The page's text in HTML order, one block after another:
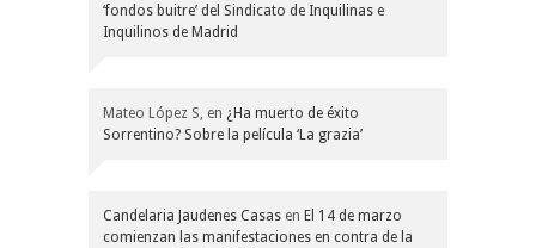
‘fondos buitre’ del Sindicato de Inquilinas e
Inquilinos de Madrid
Mateo López S, en ¿Ha muerto de éxito
Sorrentino? Sobre la película ‘La grazia’
Candelaria Jaudenes Casas en El 14 de marzo
comienzan las manifestaciones en contra de la